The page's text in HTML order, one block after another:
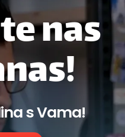
nas
s Vama!